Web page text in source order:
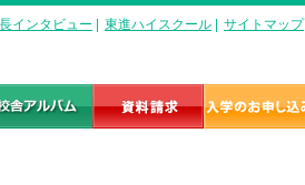
インタビュー 東進ハイスクール サイトマップ